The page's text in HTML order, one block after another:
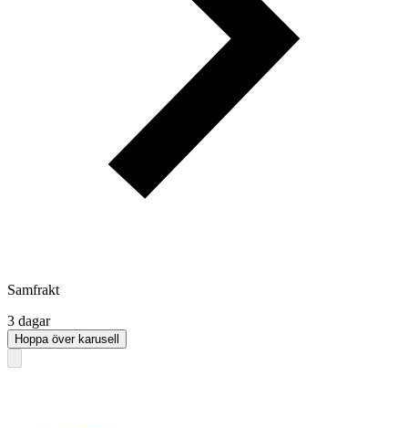
Samfrakt
3 dagar
Hoppa över karusell